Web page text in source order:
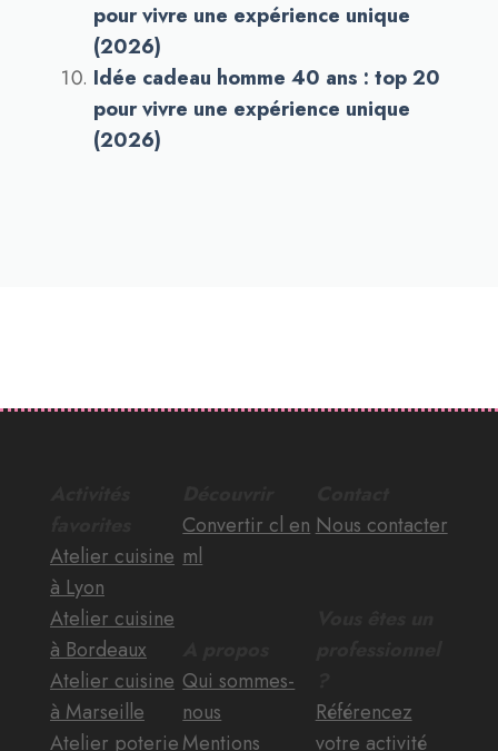
pour vivre une expérience unique
(2026)
Idée cadeau homme 40 ans : top 20
pour vivre une expérience unique
(2026)
Atelier cuisine
à Lyon
Atelier cuisine
à Bordeaux
Atelier cuisine
à Marseille
Atelier poterie
Convertir cl en
ml
Qui sommes-
nous
Mentions
Nous contacter
Référencez
votre activité